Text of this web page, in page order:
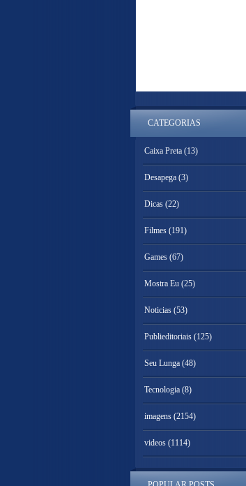
CATEGORIAS
Caixa Preta (13)
Desapega (3)
Dicas (22)
Filmes (191)
Games (67)
Mostra Eu (25)
Noticias (53)
Publieditoriais (125)
Seu Lunga (48)
Tecnologia (8)
imagens (2154)
videos (1114)